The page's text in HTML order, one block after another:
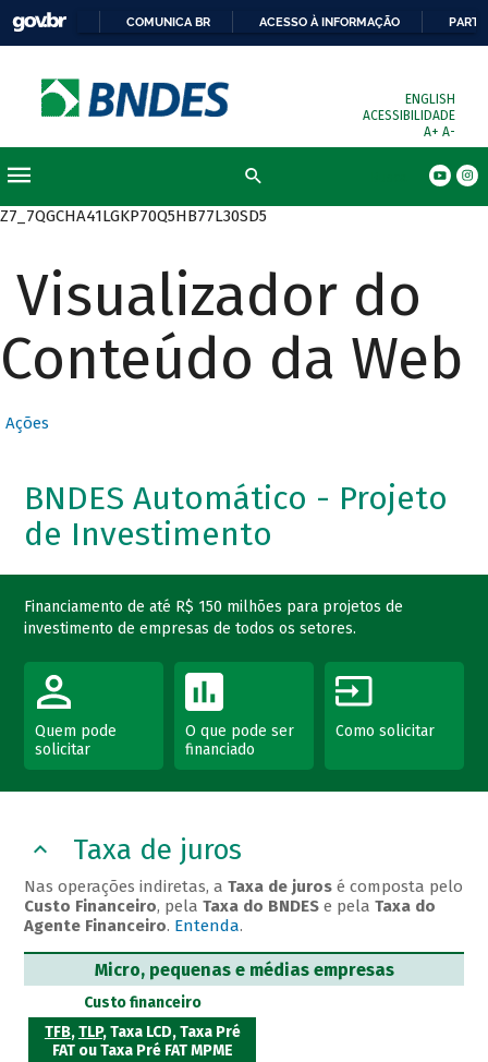
COMUNICA BR ACESSO À INFORMAÇÃO
ENGLISH
ACESSIBILIDADE
A+ A-
Z7_7QGCHA41LGKP70Q5HB77L30SD5
Visualizador do
Conteúdo da Web
Ações
BNDES Automático - Projeto
de Investimento
Financiamento de até R$ 150 milhões para projetos de
investimento de empresas de todos os setores.
Quem pode
solicitar
O que pode ser
financiado
Como solicitar
Taxa de juros
Nas operações indiretas, aTaxa de juros é composta pelo
Custo Financeiro, pelaTaxa do BNDES e pelaTaxa do
Agente Financeiro. Entenda.
Micro, pequenas e médias empresas
Custo financeiro
TFB,TLP, Taxa LCD, Taxa Pré
FAT ou Taxa Pré FAT MPME